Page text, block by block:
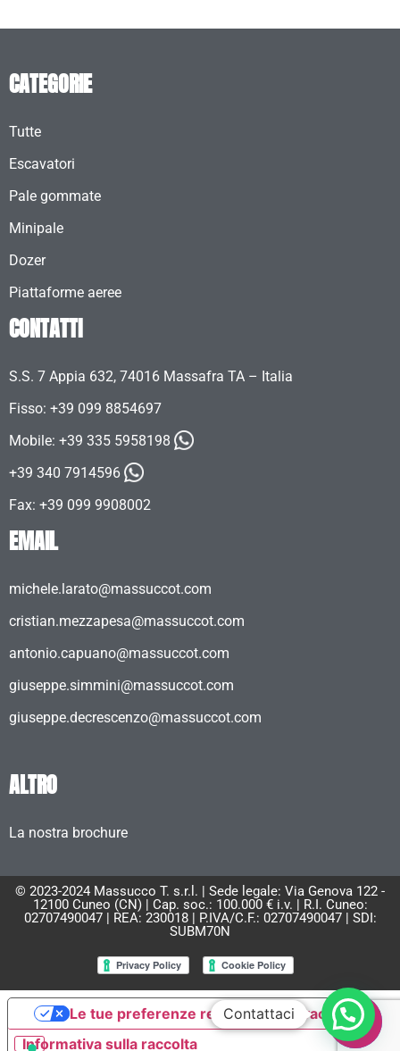
CATEGORIE
Tutte
Escavatori
Pale gommate
Minipale
Dozer
Piattaforme aeree
CONTATTI
S.S. 7 Appia 632, 74016 Massafra TA – Italia
Fisso: +39 099 8854697
Mobile: +39 335 5958198
+39 340 7914596
Fax: +39 099 9908002
EMAIL
michele.larato@massuccot.com
cristian.mezzapesa@massuccot.com
antonio.capuano@massuccot.com
giuseppe.simmini@massuccot.com
giuseppe.decrescenzo@massuccot.com
ALTRO
La nostra brochure
© 2023-2024 Massucco T. s.r.l. | Sede legale: Via Genova 122 -
12100 Cuneo (CN) | Cap. soc.: 100.000 € i.v. | R.I. Cuneo:
02707490047 | REA: 230018 | P.IVA/C.F.: 02707490047 | SDI:
SUBM70N
Contattaci
Informativa sulla raccolta
Le tue preferenze relative alla privacy